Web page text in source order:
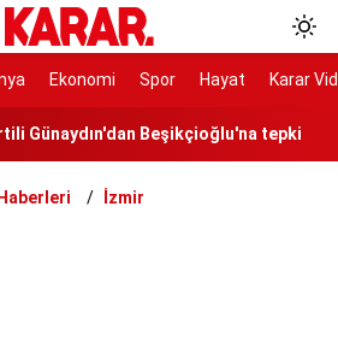
Ekonomi Spor Hayat Karar
gece hiç durmadan döndüler
Günaydın'dan Beşikçioğlu'na tepki
hattı 2028’de hizmete girecek
ATV’ye 8 milyon TL ceza
İzmir